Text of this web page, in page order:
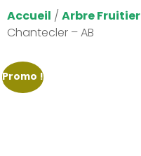
Accueil / Arbre Fruitier
Chantecler – AB
Promo !